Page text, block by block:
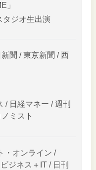
」
タジオ生出演
聞 / 東京新聞 / 西
/ 日経マネー / 週刊
ミスト
・オンライン /
ジネス＋IT / 日刊